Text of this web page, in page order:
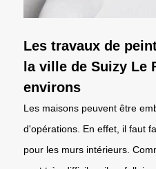
Les travaux de
la ville de Suizy Le
environs
Les maisons peuvent être
d'opérations. En effet, il faut
pour les murs intérieurs.